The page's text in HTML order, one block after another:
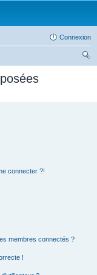
Connexion
connecter ?!
membres connectés ?
!